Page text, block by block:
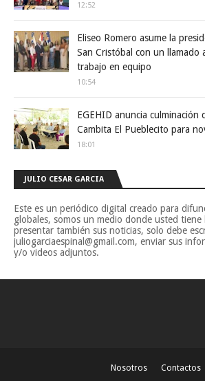
12:52
Eliseo Romero asume la
San Cristóbal con un llamado
trabajo en equipo
10:54
EGEHID anuncia culminación
Cambita El Pueblecito para
18:01
JULIO CESAR GARCIA
Este es un periódico digital creado para
globales, somos un medio donde usted
presentar también sus noticias, solo debe
juliogarciaespinal@gmail.com, enviar sus
y/o videos adjuntos.
Nosotros Contactos